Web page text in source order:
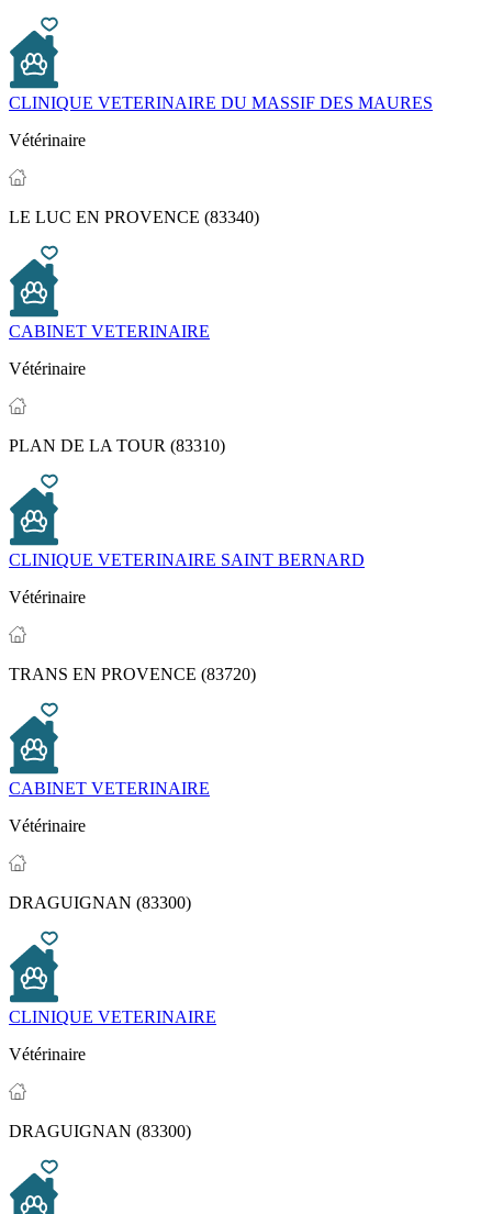
CLINIQUE VETERINAIRE DU MASSIF DES MAURES
Vétérinaire
LE LUC EN PROVENCE (83340)
CABINET VETERINAIRE
Vétérinaire
PLAN DE LA TOUR (83310)
CLINIQUE VETERINAIRE SAINT BERNARD
Vétérinaire
TRANS EN PROVENCE (83720)
CABINET VETERINAIRE
Vétérinaire
DRAGUIGNAN (83300)
CLINIQUE VETERINAIRE
Vétérinaire
DRAGUIGNAN (83300)